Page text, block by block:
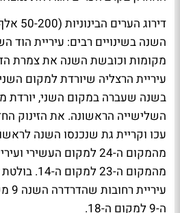
דירוג
השנה בשינויים רבים: עיריית הוד
מקומות וכובשת השנה את צמרת
עיריית הרצליה שיורדת למקום
בשנה שעברה במקום השני, יורדת
השלישייה הראשונה. את הזינוק
עכו וקריית גת שנכנסו השנה
מהמקום ה-24 למקום
מהמקום ה-23
ה-9 למקום ה-18.